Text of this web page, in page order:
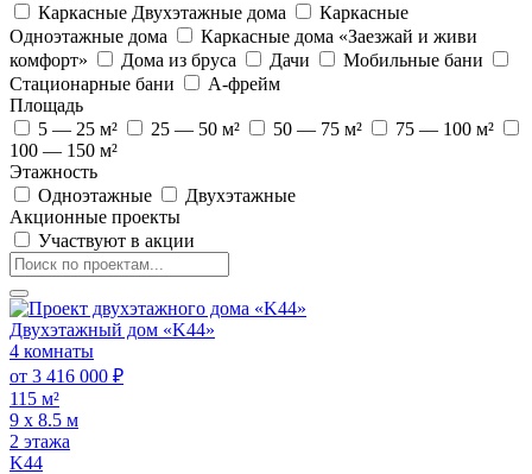
Каркасные Двухэтажные дома
Каркасные
Одноэтажные дома
Каркасные дома «Заезжай и живи
комфорт»
Дома из бруса Дачи
Мобильные бани
Стационарные бани
A-фрейм
Площадь
5 — 25 м²
25 — 50 м² 50 — 75 м²
75 — 100 м²
100 — 150 м²
Этажность
Одноэтажные
Двухэтажные
Акционные проекты
Участвуют в акции
Двухэтажный дом «K44»
4 комнаты
от 3 416 000 ₽
115 м²
9 х 8.5 м
2 этажа
K44